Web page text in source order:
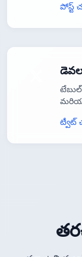
పోస్ట్
ట్వీట్